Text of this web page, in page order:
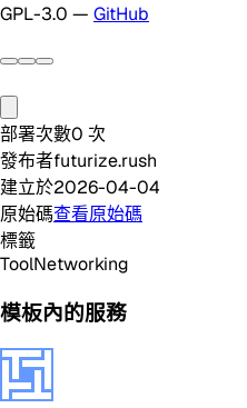
GPL-3.0 — GitHub
部署次數0 次
發布者futurize.rush
建立於2026-04-04
原始碼查看原始碼
標籤
ToolNetworking
模板內的服務